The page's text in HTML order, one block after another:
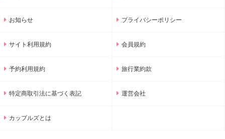
お知らせ プライバシーポリシー
サイト利用規約 会員規約
予約利用規約 旅行業約款
特定商取引法に基づく表記 運営会社
カップルズとは